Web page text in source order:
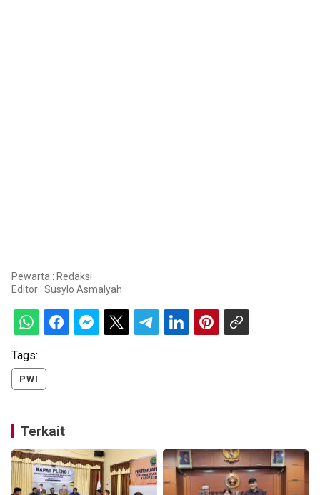
Pewarta : Redaksi
Editor : Susylo Asmalyah
Tags:
PWI
Terkait